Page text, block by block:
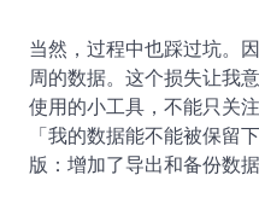
当然，过程中也踩过坑。
周的数据。这个损失让我
使用的小工具，不能只关
「我的数据能不能被保留
版：增加了导出和备份数据